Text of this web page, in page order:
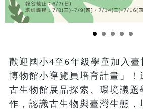
歡迎國小4至6年級學童加入臺
博物館小導覽員培育計畫」！
古生物館展品探索、環境議題
作，認識古生物與臺灣生態，